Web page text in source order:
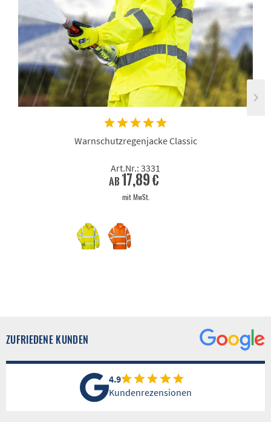
Warnschutzregenjacke Classic
Art.Nr.: 3331
ab 17,89 €
mit MwSt.
ZUFRIEDENE KUNDEN
4.9
Kundenrezensionen